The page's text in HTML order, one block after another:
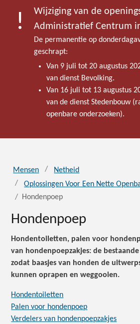
Wijziging van de
Administratief Centrum
De permanentie op
geschrapt:
Van 9 juli tot 20 augustus
van dienst Bevolking.
Van 16 juli tot 13 augustus
van de dienst Stedenbouw
openbare onderzoeken).
Mensen
Netheid
Oplossingen Voor Een Nette
Hondenpoep
Hondenpoep
Hondentoiletten, palen voor
van hondenpoepzakjes: de
zodat baasjes van honden de
kunnen oprapen en weggooien.
Hondentoiletten
Palen voor hondenpoep
Verdelers van hondenpoepzakjes